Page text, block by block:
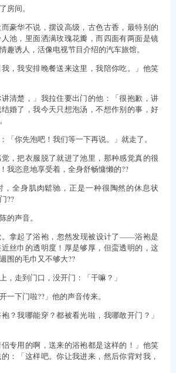
房间。
豪华不说，摆设高级，古色古香，最特别的
池，里面洒满玫瑰花瓣，而四面有两面是镜
趣诱人，活像电视节目介绍的汽车旅馆。
我，我安排晚餐送来这里，我陪你吃。」他笑
讲清楚，」我拉住要出门的他：「很抱歉，讲
婚了，我今天只想泡汤，不想作别的事，好
「你先泡吧！我们等一下再说。」就走了。
，把衣服脱了就进了池里，那种感觉真的很
我恣意地享受着，全身舒畅慵懒的??
，全身肌肉鬆驰，正是一种很陶然的休息状
??
的声音。
。拿起了浴袍，忽然发现被设计了——浴袍是
丝巾的透明度！厚是够厚，但蛮透明的，这
围的毛巾又不够大??
，走到门口，没开门：「干嘛？」
一下门啦??」他的声音传来。
？我哪能穿？都被看光啦，我哪敢开门？」
侣专用的啊，送来的浴袍都是这样的！」他笑
：「这样吧。你让我进来，然后你背对我，